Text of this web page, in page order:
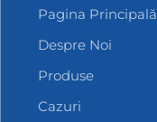
Pagina Principală
Despre Noi
Produse
Cazuri